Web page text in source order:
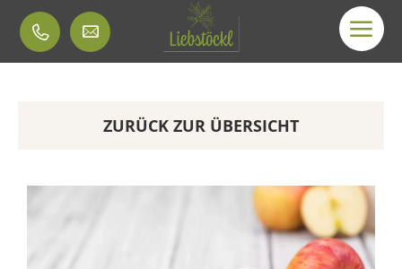
ZURÜCK ZUR ÜBERSICHT